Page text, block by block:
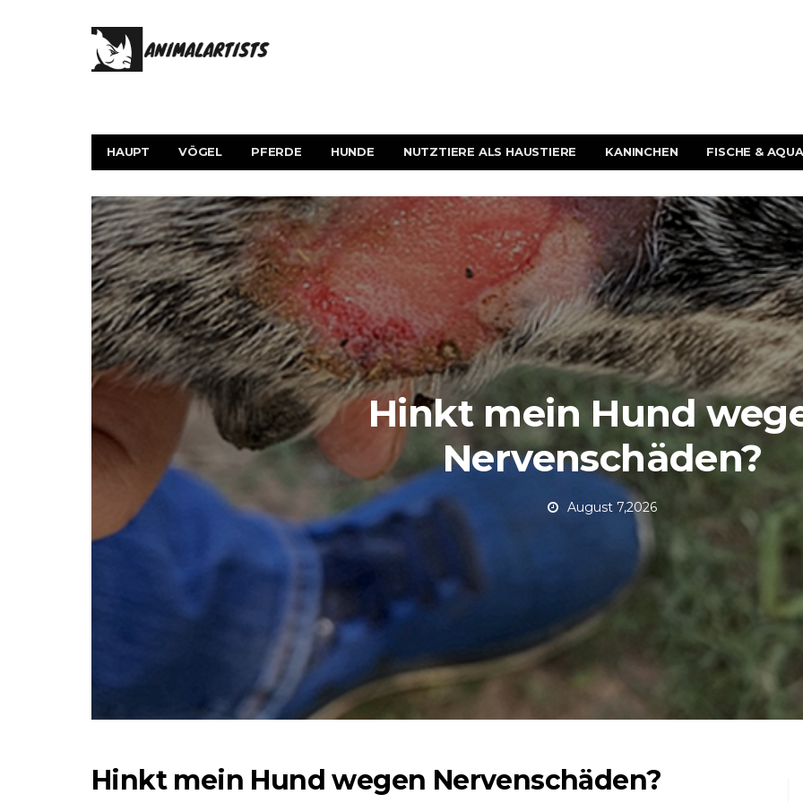
HAUPT VÖGEL PFERDE HUNDE NUTZTIERE ALS HAUSTIERE KANINCHEN FISCHE &
Hinkt mein Hund
Nervenschäden?
August 7,2026
Hinkt mein Hund wegen Nervenschäden?